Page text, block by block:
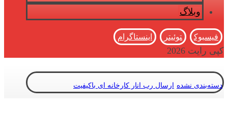
وبلاگ
فیسبوک توئیتر اینستاگرام
کپی رایت 2026
دسته‌بندی نشده ارسال رب انار کارخانه ای باکیفیت